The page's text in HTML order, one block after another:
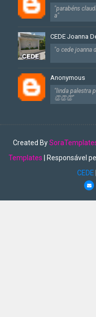
"parabéns
a"
CEDE Joanna
"o cede joanna
Anonymous
"linda palestra
👏👏👏"
Created By
Templates | Responsável
CEDE